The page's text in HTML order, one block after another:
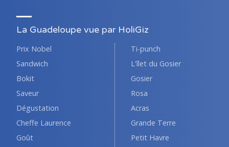
La Guadeloupe vue par HoliGiz
Prix Nobel
Sandwich
Bokit
Saveur
Dégustation
Cheffe Laurence
Goût
Ti-punch
L'îlet du Gosier
Gosier
Rosa
Acras
Grande Terre
Petit Havre